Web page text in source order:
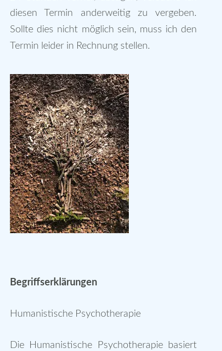
diesen Termin anderweitig zu vergeben.
Sollte dies nicht möglich sein, muss ich den
Termin leider in Rechnung stellen.
Begriffserklärungen
Humanistische Psychotherapie
Die Humanistische Psychotherapie basiert